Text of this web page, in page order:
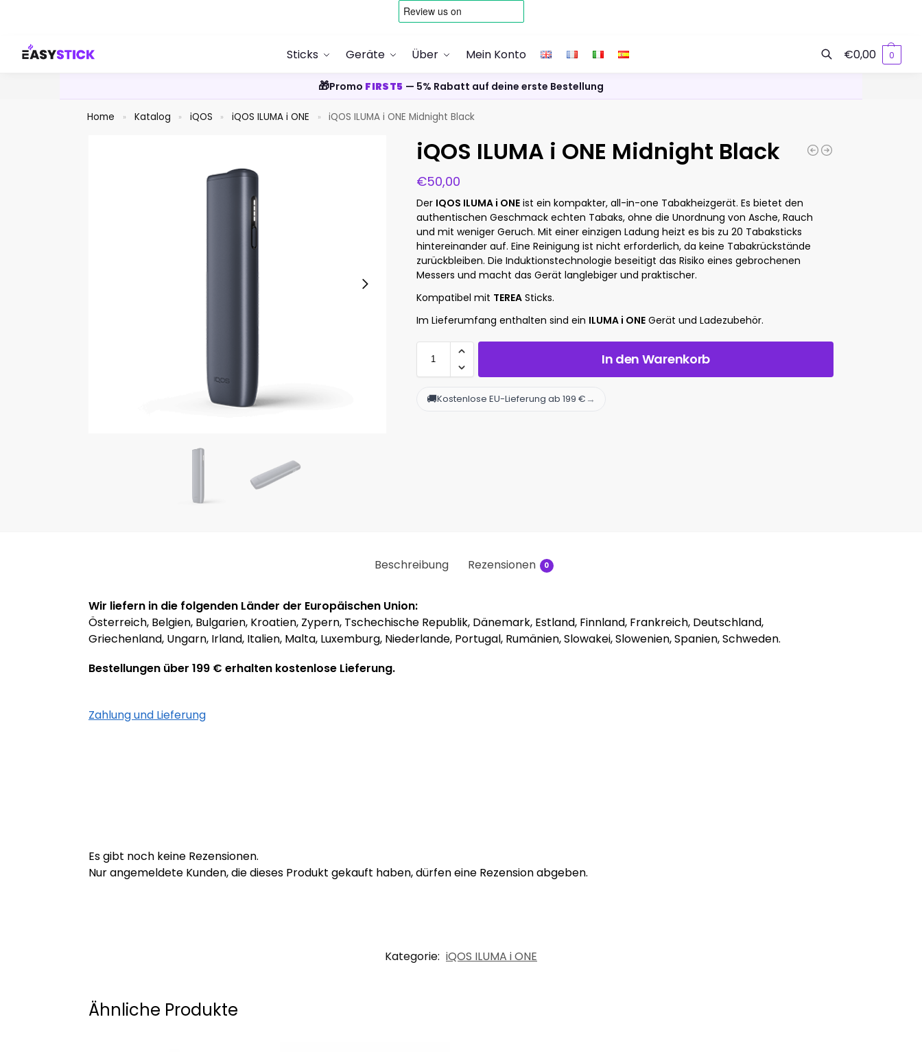
Sticks Geräte Über Mein Konto €0,00 0
🎁Promo FIRST5 — 5% Rabatt auf deine erste Bestellung
Home » Katalog » iQOS » iQOS ILUMA i ONE » iQOS ILUMA i ONE Midnight Black
iQOS ILUMA i ONE Midnight Black
€50,00
Der IQOS ILUMA i ONEist ein kompakter, all-in-one Tabakheizgerät. Es bietet den
authentischen Geschmack echten Tabaks, ohne die Unordnung von Asche, Rauch
und mit weniger Geruch. Mit einer einzigen Ladung heizt es bis zu 20 Tabaksticks
hintereinander auf. Eine Reinigung ist nicht erforderlich, da keine Tabakrückstände
zurückbleiben. Die Induktionstechnologie beseitigt das Risiko eines gebrochenen
Messers und macht das Gerät langlebiger und praktischer.
Kompatibel mit TEREASticks.
Im Lieferumfang enthalten sind ein ILUMA i ONEGerät und Ladezubehör.
In den Warenkorb
🚚Kostenlose EU-Lieferung ab 199 € →
Beschreibung Rezensionen 0
Wir liefern in die folgenden Länder der Europäischen Union:
Österreich, Belgien, Bulgarien, Kroatien, Zypern, Tschechische Republik, Dänemark, Estland, Finnland, Frankreich, Deutschland,
Griechenland, Ungarn, Irland, Italien, Malta, Luxemburg, Niederlande, Portugal, Rumänien, Slowakei, Slowenien, Spanien, Schweden.
Bestellungen über 199 € erhalten kostenlose Lieferung.
Zahlung und Lieferung
Es gibt noch keine Rezensionen.
Nur angemeldete Kunden, die dieses Produkt gekauft haben, dürfen eine Rezension abgeben.
Kategorie: iQOS ILUMA i ONE
Ähnliche Produkte